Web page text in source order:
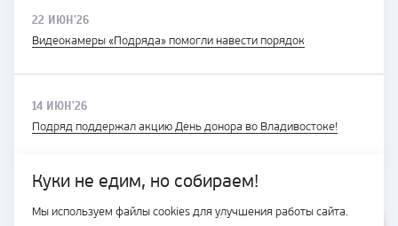
Куки не едим, но собираем!
Мы используем файлы cookies для улучшения работы сайта.
22 ИЮН'26
Видеокамеры «Подряда» помогли навести порядок
14 ИЮН'26
Подряд поддержал акцию День донора во Владивостоке!